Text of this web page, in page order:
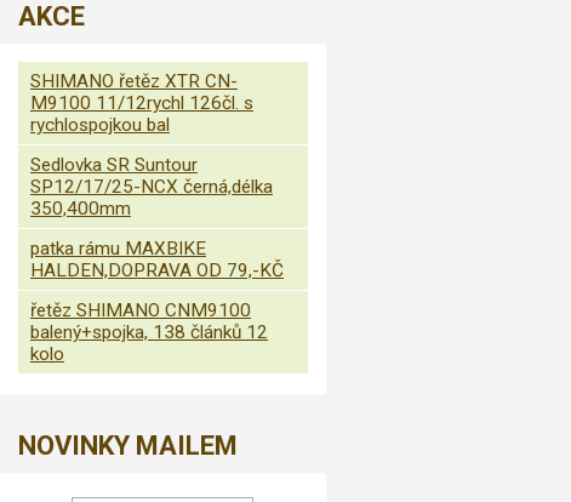
AKCE
SHIMANO řetěz XTR CN-
M9100 11/12rychl 126čl. s
rychlospojkou bal
Sedlovka SR Suntour
SP12/17/25-NCX černá,délka
350,400mm
patka rámu MAXBIKE
HALDEN,DOPRAVA OD 79,-KČ
řetěz SHIMANO CNM9100
balený+spojka, 138 článků 12
kolo
NOVINKY MAILEM